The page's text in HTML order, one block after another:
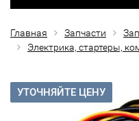
Главная Запчасти
Электрика, стартеры,
УТОЧНЯЙТЕ ЦЕНУ